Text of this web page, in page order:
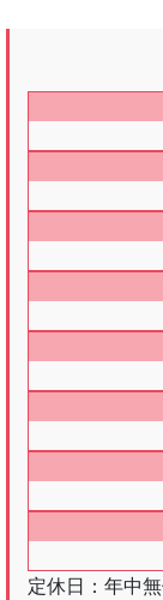
定休日：年中